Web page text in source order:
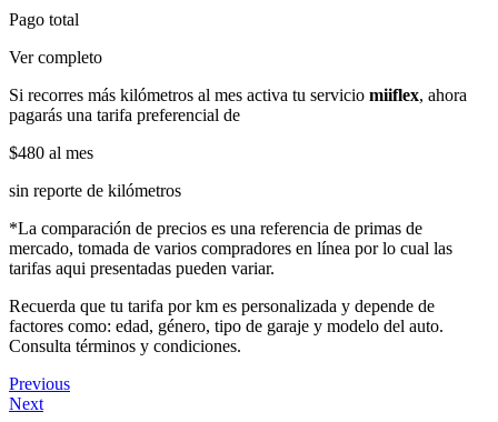
Pago total
Ver completo
Si recorres más kilómetros al mes activa tu servicio miiflex, ahora
pagarás una tarifa preferencial de
$480 al mes
sin reporte de kilómetros
*La comparación de precios es una referencia de primas de
mercado, tomada de varios compradores en línea por lo cual las
tarifas aqui presentadas pueden variar.
Recuerda que tu tarifa por km es personalizada y depende de
factores como: edad, género, tipo de garaje y modelo del auto.
Consulta términos y condiciones.
Previous
Next